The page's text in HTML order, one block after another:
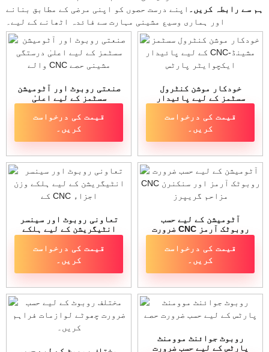
ہم سے رابطہ کریں۔ اپنے درست حصوں کو اپنی مرضی کے مطابق بنانے
اور ہماری وسیع مشینی مہارت سے فائدہ اٹھانے کے لیے۔
صنعتی روبوٹ اور آٹومیشن
سسٹمز کے لیے اعلیٰ
حصے
قیمت کی درخواست
کریں۔
خودکار موشن کنٹرول
سسٹمز کے لیے پائیدار
پارٹس
قیمت کی درخواست
کریں۔
تعاونی روبوٹ اور سینسر
انٹیگریشن کے لیے ہلکے
قیمت کی درخواست
کریں۔
آٹومیشن کے لیے حسب
ضرورت CNC روبوٹک آرمز
قیمت کی درخواست
کریں۔
روبوٹ جوائنٹ موومنٹ
پارٹس کے لیے حسب ضرورت